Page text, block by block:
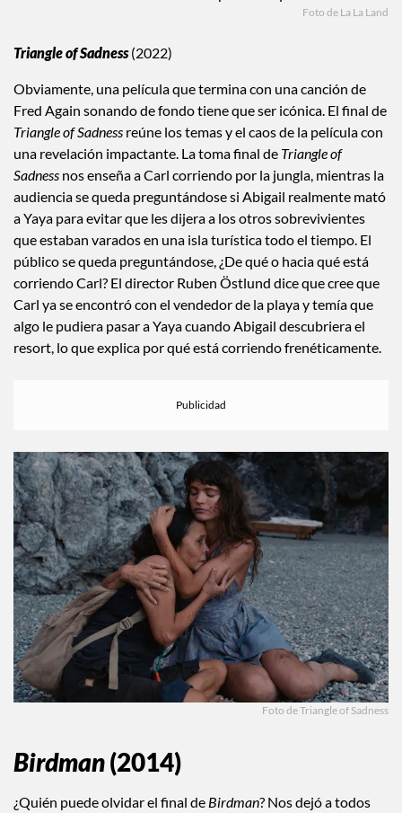
Foto de La La Land
Triangle of Sadness(2022)
Obviamente, una película que termina con una canción de
Fred Again sonando de fondo tiene que ser icónica. El final de
Triangle of Sadness reúne los temas y el caos de la película con
una revelación impactante. La toma final de Triangle of
Sadness nos enseña a Carl corriendo por la jungla, mientras la
audiencia se queda preguntándose si Abigail realmente mató
a Yaya para evitar que les dijera a los otros sobrevivientes
que estaban varados en una isla turística todo el tiempo. El
público se queda preguntándose, ¿De qué o hacia qué está
corriendo Carl? El director Ruben Östlund dice que cree que
Carl ya se encontró con el vendedor de la playa y temía que
algo le pudiera pasar a Yaya cuando Abigail descubriera el
resort, lo que explica por qué está corriendo frenéticamente.
Foto de Triangle of Sadness
Birdman(2014)
¿Quién puede olvidar el final de Birdman? Nos dejó a todos